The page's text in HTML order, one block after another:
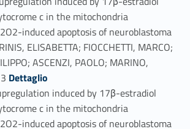
c in the mitochondria
induced apoptosis of neuroblastoma
ELISABETTA; FIOCCHETTI, MARCO;
ASCENZI, PAOLO; MARINO,
Link identifier #identifier_person_95594-57
Dettaglio
induced by 17β-estradiol
c in the mitochondria
induced apoptosis of neuroblastoma